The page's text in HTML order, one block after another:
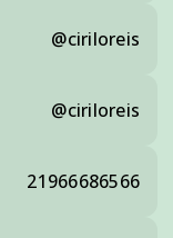
@ciriloreis
@ciriloreis
21966686566